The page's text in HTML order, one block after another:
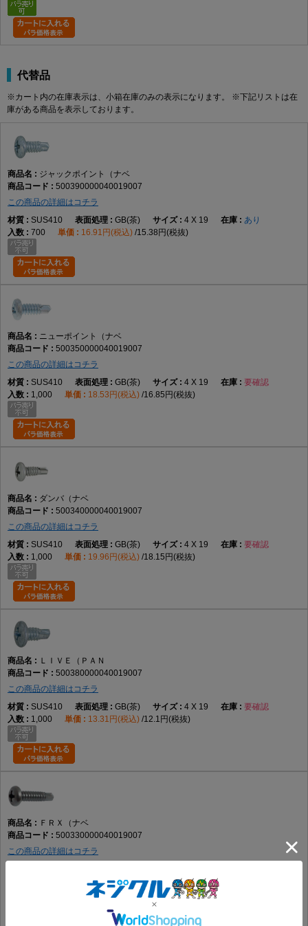
代替品
※カート内の在庫表示は、小箱在庫のみの表示になります。 ※下記リストは在
庫がある商品を表示しております。
ジャックポイント（ナベ
500390000040019007
この商品の詳細はコチラ
SUS410
GB(茶) 4 X 19
あり
700
16.91円(税込) 15.38円(税抜)
ニューポイント（ナベ
500350000040019007
この商品の詳細はコチラ
SUS410
GB(茶) 4 X 19
要確認
1,000
18.53円(税込) 16.85円(税抜)
ダンバ（ナベ
500340000040019007
この商品の詳細はコチラ
SUS410
GB(茶) 4 X 19
要確認
1,000
19.96円(税込) 18.15円(税抜)
ＬＩＶＥ（ＰＡＮ
500380000040019007
この商品の詳細はコチラ
SUS410
GB(茶) 4 X 19
要確認
1,000
13.31円(税込) 12.1円(税抜)
ＦＲＸ（ナベ
500330000040019007
この商品の詳細はコチラ
11.57円(税込) 10.52円(税抜)